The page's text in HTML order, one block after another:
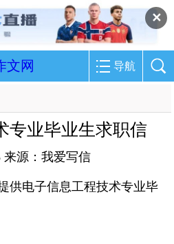
✕
文网 导航
专业毕业生求职信
来源：我爱写信
供电子信息工程技术专业毕